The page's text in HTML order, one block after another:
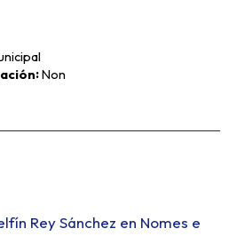
Non
Rey Sánchez en Nomes e